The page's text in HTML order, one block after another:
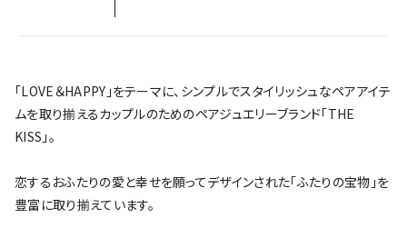
「LOVE＆HAPPY」をテーマに、シンプルでスタイリッシュなペアアイテ
ムを取り揃えるカップルのためのペアジュエリーブランド「THE
KISS」。
恋するおふたりの愛と幸せを願ってデザインされた「ふたりの宝物」を
豊富に取り揃えています。